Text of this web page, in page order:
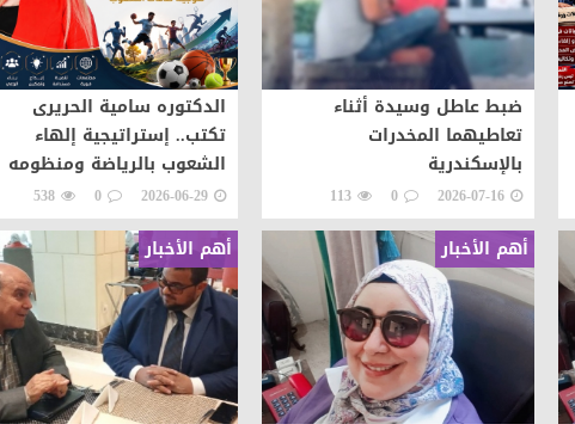
ضبط عاطل وسيدة أثناء
تعاطيهما المخدرات
بالإسكندرية
2026-07-16
0
113
الدكتوره سامية الحريرى
تكتب.. إستراتيجية إلهاء
الشعوب بالرياضة ومنظومه
الحلول لتوجيه طاقات الشعوب
نحو التطور والابداع
2026-06-29
0
538
أهم الأخبار أهم الأخبار